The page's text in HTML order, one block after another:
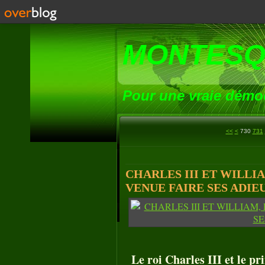
Pour une vraie
<< < 700
710
720
730 731
CHARLES III ET
VENUE FAIRE SES
Le roi Charles III et le